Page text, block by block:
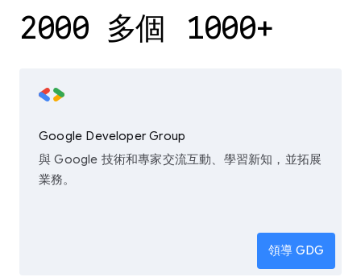
2000 多個 1000+
Google Developer Group
與 Google 技術和專家交流互動、學習新知，並拓展
業務。
領導 GDG